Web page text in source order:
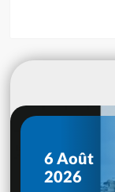
6 Août
2026